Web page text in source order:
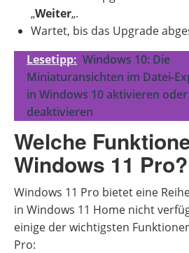
„Weiter„.
Wartet, bis das Upgrade
Lesetipp: Windows 10: Die
Miniaturansichten im Datei-
in Windows 10 aktivieren oder
deaktivieren
Welche
Windows 11 Pro?
Windows 11 Pro bietet eine
in Windows 11 Home nicht
einige der wichtigsten
Pro: